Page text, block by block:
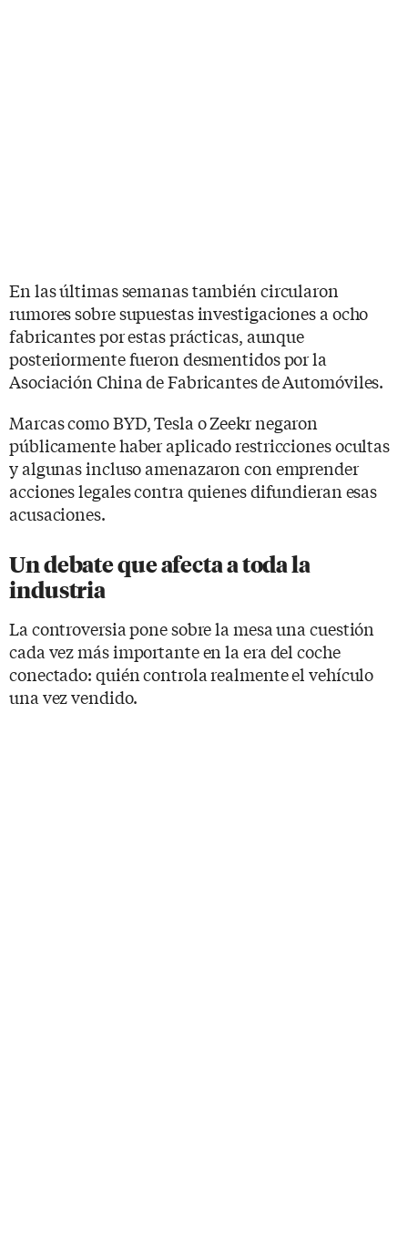
En las últimas semanas también circularon
rumores sobre supuestas investigaciones a ocho
fabricantes por estas prácticas, aunque
posteriormente fueron desmentidos por la
Asociación China de Fabricantes de Automóviles.
Marcas como BYD, Tesla o Zeekr negaron
públicamente haber aplicado restricciones ocultas
y algunas incluso amenazaron con emprender
acciones legales contra quienes difundieran esas
acusaciones.
Un debate que afecta a toda la
industria
La controversia pone sobre la mesa una cuestión
cada vez más importante en la era del coche
conectado: quién controla realmente el vehículo
una vez vendido.